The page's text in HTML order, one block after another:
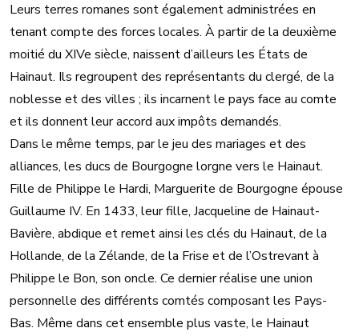
Leurs terres romanes sont également administrées en
tenant compte des forces locales. À partir de la deuxième
moitié du XIVe siècle, naissent d’ailleurs les États de
Hainaut. Ils regroupent des représentants du clergé, de la
noblesse et des villes ; ils incarnent le pays face au comte
et ils donnent leur accord aux impôts demandés.
Dans le même temps, par le jeu des mariages et des
alliances, les ducs de Bourgogne lorgne vers le Hainaut.
Fille de Philippe le Hardi, Marguerite de Bourgogne épouse
Guillaume IV. En 1433, leur fille, Jacqueline de Hainaut-
Bavière, abdique et remet ainsi les clés du Hainaut, de la
Hollande, de la Zélande, de la Frise et de l’Ostrevant à
Philippe le Bon, son oncle. Ce dernier réalise une union
personnelle des différents comtés composant les Pays-
Bas. Même dans cet ensemble plus vaste, le Hainaut